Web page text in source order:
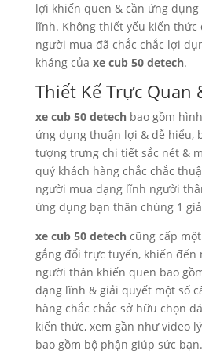
lợi khiến quen & cần ứng
lĩnh. Không thiết yếu kiến thức
người mua đã chắc chắc lợi
kháng của xe cub 50 detech.
Thiết Kế Trực Quan
xe cub 50 detechbao gồm
ứng dụng thuận lợi & dễ hiểu,
tượng trưng chi tiết sắc nét &
quý khách hàng chắc chắc
người mua dạng lĩnh người
ứng dụng bạn thân chúng 1
xe cub 50 detechcũng cấp
gắng đổi trực tuyến, khiến
người thân khiến quen bao
dạng lĩnh & giải quyết một số
hàng chắc chắc sở hữu chọn
kiến thức, xem gần như video
bao gồm bộ phận giúp sức bạn.